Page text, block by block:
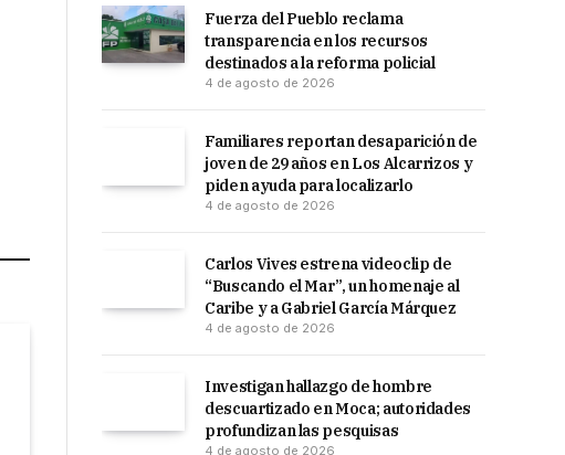
Fuerza del Pueblo reclama
transparencia en los recursos
destinados a la reforma policial
4 de agosto de 2026
Familiares reportan desaparición de
joven de 29 años en Los Alcarrizos y
piden ayuda para localizarlo
4 de agosto de 2026
Carlos Vives estrena videoclip de
“Buscando el Mar”, un homenaje al
Caribe y a Gabriel García Márquez
4 de agosto de 2026
Investigan hallazgo de hombre
descuartizado en Moca; autoridades
profundizan las pesquisas
4 de agosto de 2026